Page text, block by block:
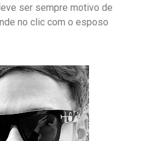
ser sempre motivo de
no clic com o esposo